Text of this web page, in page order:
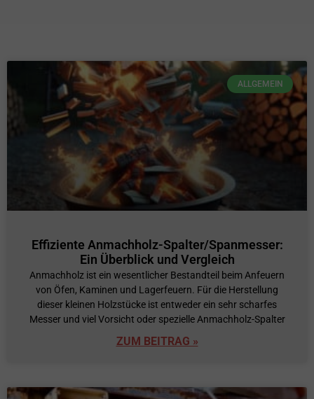
ALLGEMEIN
Effiziente Anmachholz-Spalter/Spanmesser:
Ein Überblick und Vergleich
Anmachholz ist ein wesentlicher Bestandteil beim Anfeuern
von Öfen, Kaminen und Lagerfeuern. Für die Herstellung
dieser kleinen Holzstücke ist entweder ein sehr scharfes
Messer und viel Vorsicht oder spezielle Anmachholz-Spalter
ZUM BEITRAG »